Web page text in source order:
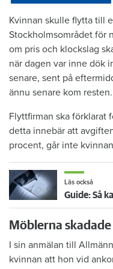
Kvinnan skulle flytta till
Stockholmsområdet för
om pris och klockslag
när dagen var inne dök
senare, sent på
ännu senare kom resten.
Flyttfirman ska förklarat
detta innebär att
procent, går inte
Läs också
Möblerna
I sin anmälan till
kvinnan att hon vid